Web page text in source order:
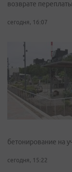
возврате переплаты
сегодня, 16:07
бетонирование на
сегодня, 15:22